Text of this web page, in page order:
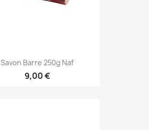
Savon Barre 250g Naf
9,00 €